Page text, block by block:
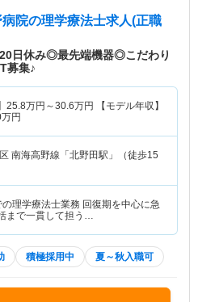
院の理学療法士求人(正職
日休み◎最先端機器◎こだわり
募集♪
25.8万円～30.6万円
【モデル年収】
万円
南海高野線「北野田駅」（徒歩15
理学療法士業務 回復期を中心に急
まで一貫して担う…
積極採用中 夏～秋入職可